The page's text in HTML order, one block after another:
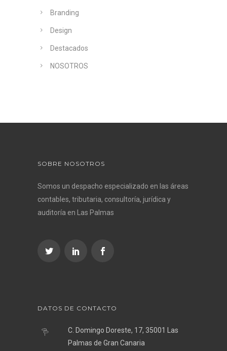
Branding
Design
Destacados
NOSOTROS
SOBRE NOSOTROS
Somos un despacho especializado en las áreas
contables, tributaria, consultoría, jurídica y
auditoría en Las Palmas
DATOS DE CONTACTO
C. Domingo Doreste, 17, 35001 Las
Palmas de Gran Canaria